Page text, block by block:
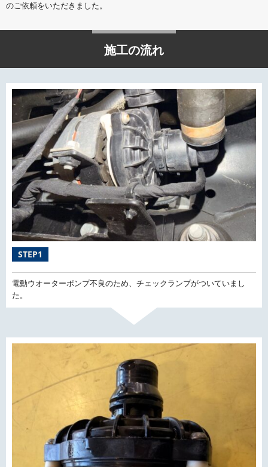
のご依頼をいただきました。
施工の流れ
STEP1
電動ウオーターポンプ不良のため、チェックランプがついていまし
た。